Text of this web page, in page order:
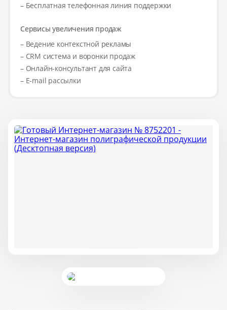
– Бесплатная телефонная линия поддержки
Сервисы увеличения продаж
– Ведение контекстной рекламы
– CRM система и воронки продаж
– Онлайн-консультант для сайта
– E-mail рассылки